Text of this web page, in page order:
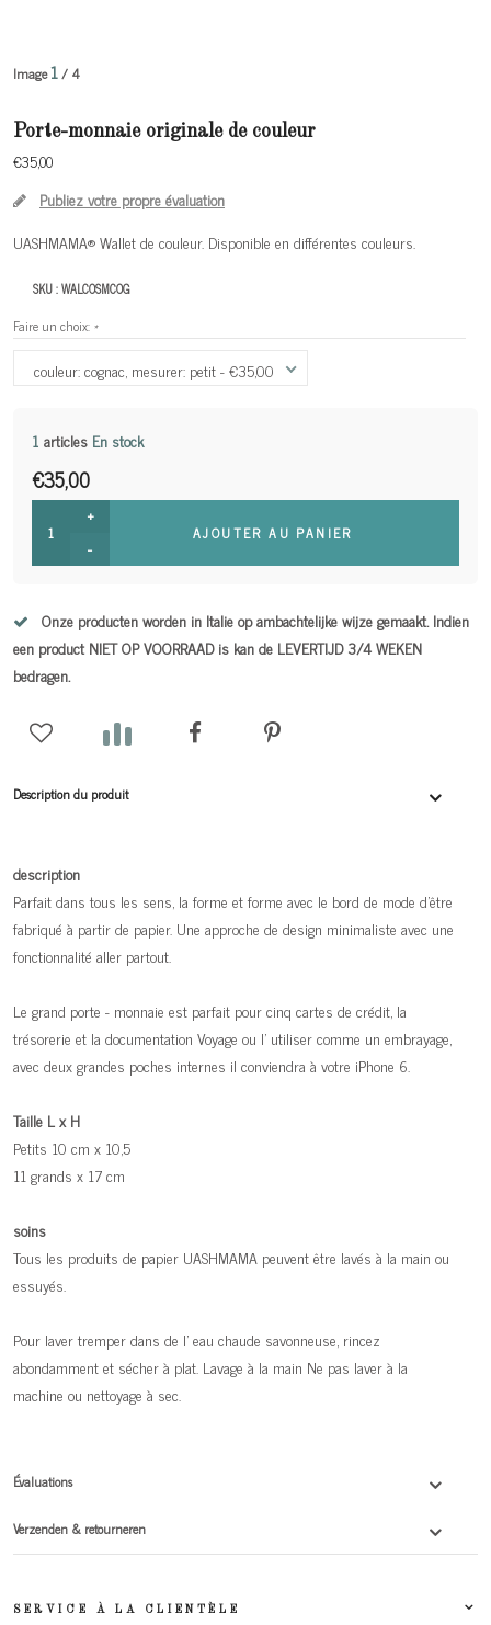
Image1/ 4
Porte-monnaie originale de couleur
€35,00
Publiez votre propre évaluation
UASHMAMA® Wallet de couleur. Disponible en différentes couleurs.
SKU :WALCOSMCOG
Faire un choix: *
couleur: cognac, mesurer: petit - €35,00
1articles En stock
€35,00
+
-
AJOUTER AU PANIER
Onze producten worden in Italie op ambachtelijke wijze gemaakt. Indien
een product NIET OP VOORRAAD is kan de LEVERTIJD 3/4 WEKEN
bedragen.
Description du produit
description
Parfait dans tous les sens, la forme et forme avec le bord de mode d'être
fabriqué à partir de papier. Une approche de design minimaliste avec une
fonctionnalité aller partout.
Le grand porte - monnaie est parfait pour cinq cartes de crédit, la
trésorerie et la documentation Voyage ou l' utiliser comme un embrayage,
avec deux grandes poches internes il conviendra à votre iPhone 6.
Taille L x H
Petits 10 cm x 10,5
11 grands x 17 cm
soins
Tous les produits de papier UASHMAMA peuvent être lavés à la main ou
essuyés.
Pour laver tremper dans de l' eau chaude savonneuse, rincez
abondamment et sécher à plat. Lavage à la main Ne pas laver à la
machine ou nettoyage à sec.
Évaluations
Verzenden & retourneren
SERVICE À LA CLIENTÈLE